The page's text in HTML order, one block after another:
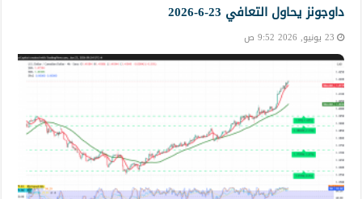
داوجونز يحاول التعافي 23-6-2026
23 يونيو, 2026 9:52 ص